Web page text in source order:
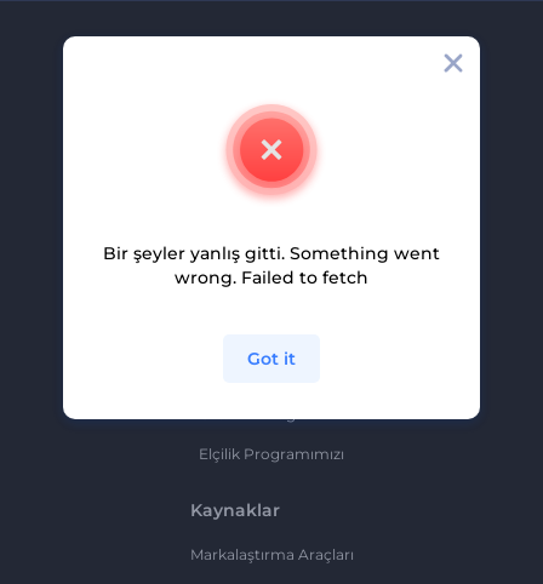
İletişim
Kariyer
Ortaklık Programı
Elçilik Programımızı
Kaynaklar
Markalaştırma Araçları
Bir şeyler yanlış gitti. Something went
wrong. Failed to fetch
Got it